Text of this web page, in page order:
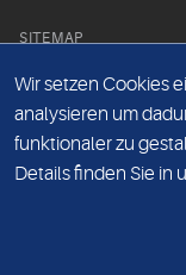
SITEMAP
NEWS PARTNER
Wir setzen Cookies
analysieren um
funktionaler zu
Details finden Sie in